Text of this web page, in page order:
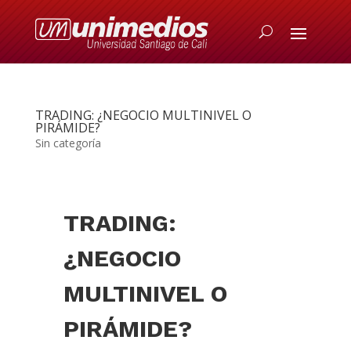
TRADING: ¿NEGOCIO MULTINIVEL O
PIRÁMIDE?
Sin categoría
TRADING:
¿NEGOCIO
MULTINIVEL O
PIRÁMIDE?